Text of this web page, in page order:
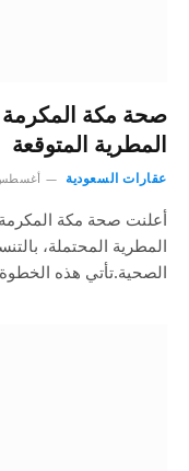
صحة مكة المكرمة
المطرية المتوقعة
عقارات السعودية أغسطس 21,
أعلنت صحة مكة المكرمة
المطرية المحتملة،
الصحية.تأتي هذه